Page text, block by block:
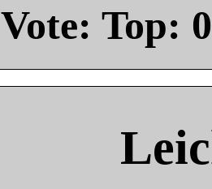
Vote: Top: 0